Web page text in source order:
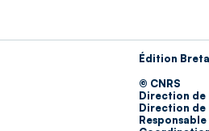
Édition
© CNRS
Direction de
Direction de